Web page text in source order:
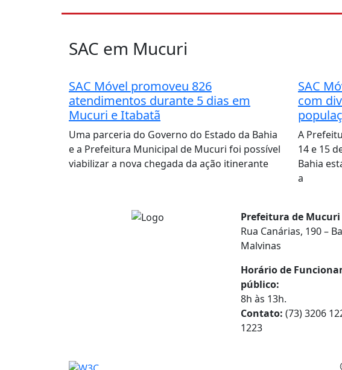
SAC em Mucuri
SAC Móvel promoveu 826
atendimentos durante 5 dias em
Mucuri e Itabatã
Uma parceria do Governo do Estado da Bahia
e a Prefeitura Municipal de Mucuri foi possível
viabilizar a nova chegada da ação itinerante
SAC
com
A
14 e 15
Bahia
a
Prefeitura de Mucuri
Rua Canárias, 190 –
Malvinas
Horário de
público:
8h às 13h.
Contato: (73) 3206
1223